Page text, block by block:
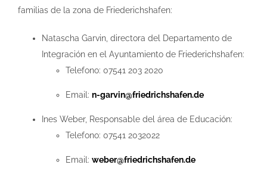
familias de la zona de Friederichshafen:
Natascha Garvin, directora del Departamento de
Integración en el Ayuntamiento de Friederichshafen:
Telefono: 07541 203 2020
Email: n-garvin@friedrichshafen.de
Ines Weber, Responsable del área de Educación:
Telefono: 07541 2032022
Email: weber@friedrichshafen.de